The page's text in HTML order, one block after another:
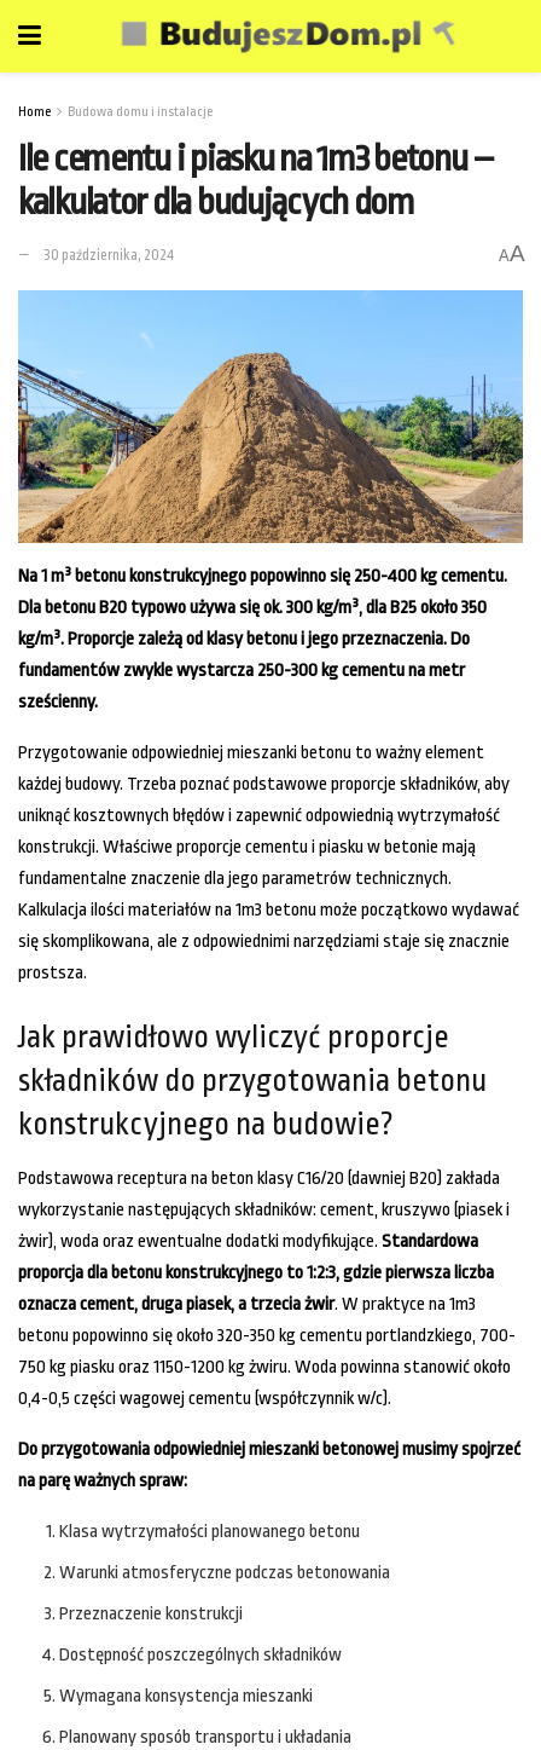
Home Budowa domu i instalacje
Ile cementu i piasku na 1m3 betonu –
kalkulator dla budujących dom
30 października, 2024 AA
Na 1 m³ betonu konstrukcyjnego popowinno się 250-400 kg cementu.
Dla betonu B20 typowo używa się ok. 300 kg/m³, dla B25 około 350
kg/m³. Proporcje zależą od klasy betonu i jego przeznaczenia. Do
fundamentów zwykle wystarcza 250-300 kg cementu na metr
sześcienny.
Przygotowanie odpowiedniej mieszanki betonu to ważny element
każdej budowy. Trzeba poznać podstawowe proporcje składników, aby
uniknąć kosztownych błędów i zapewnić odpowiednią wytrzymałość
konstrukcji. Właściwe proporcje cementu i piasku w betonie mają
fundamentalne znaczenie dla jego parametrów technicznych.
Kalkulacja ilości materiałów na 1m3 betonu może początkowo wydawać
się skomplikowana, ale z odpowiednimi narzędziami staje się znacznie
prostsza.
Jak prawidłowo wyliczyć proporcje
składników do przygotowania betonu
konstrukcyjnego na budowie?
Podstawowa receptura na beton klasy C16/20 (dawniej B20) zakłada
wykorzystanie następujących składników: cement, kruszywo (piasek i
żwir), woda oraz ewentualne dodatki modyfikujące. Standardowa
proporcja dla betonu konstrukcyjnego to 1:2:3, gdzie pierwsza liczba
oznacza cement, druga piasek, a trzecia żwir. W praktyce na 1m3
betonu popowinno się około 320-350 kg cementu portlandzkiego, 700-
750 kg piasku oraz 1150-1200 kg żwiru. Woda powinna stanowić około
0,4-0,5 części wagowej cementu (współczynnik w/c).
Do przygotowania odpowiedniej mieszanki betonowej musimy spojrzeć
na parę ważnych spraw:
Klasa wytrzymałości planowanego betonu
Warunki atmosferyczne podczas betonowania
Przeznaczenie konstrukcji
Dostępność poszczególnych składników
Wymagana konsystencja mieszanki
Planowany sposób transportu i układania